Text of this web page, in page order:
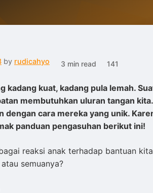
by rudicahyo 3 min read 141
kadang kuat, kadang pula lemah.
membutuhkan uluran tangan
dengan cara mereka yang unik.
panduan pengasuhan berikut ini!
reaksi anak terhadap bantuan
semuanya?